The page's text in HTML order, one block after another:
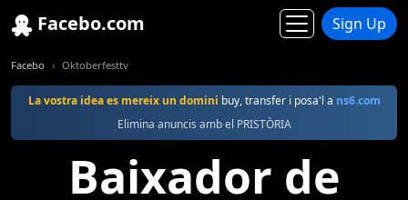
Facebo.com Sign Up
Facebo Oktoberfesttv
La vostra idea es mereix un domini buy, transfer i posa'l a ns6.com
Elimina anuncis amb el PRISTÒRIA
Baixador de